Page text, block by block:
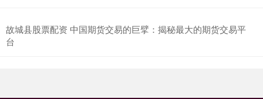
故城县股票配资 中国期货交易的巨擘：揭秘最大的期货交易平
台